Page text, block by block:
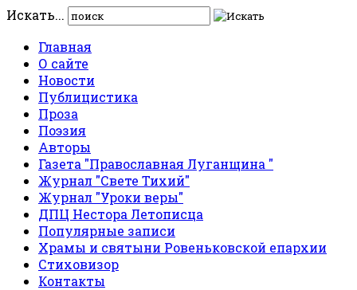
Искать...
Главная
О сайте
Новости
Публицистика
Проза
Поэзия
Авторы
Газета "Православная Луганщина "
Журнал "Свете Тихий"
Журнал "Уроки веры"
ДПЦ Нестора Летописца
Популярные записи
Храмы и святыни Ровеньковской епархии
Стиховизор
Контакты